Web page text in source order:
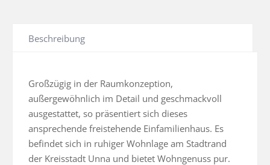
Beschreibung
Großzügig in der Raumkonzeption,
außergewöhnlich im Detail und geschmackvoll
ausgestattet, so präsentiert sich dieses
ansprechende freistehende Einfamilienhaus. Es
befindet sich in ruhiger Wohnlage am Stadtrand
der Kreisstadt Unna und bietet Wohngenuss pur.